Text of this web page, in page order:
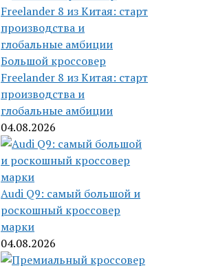
Большой кроссовер
Freelander 8 из Китая: старт
производства и
глобальные амбиции
04.08.2026
Audi Q9: самый большой и
роскошный кроссовер
марки
04.08.2026